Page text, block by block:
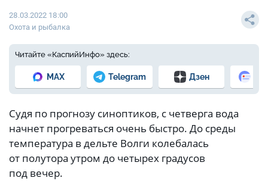
28.03.2022 18:00
Охота и рыбалка
Читайте «КаспийИнфо» здесь:
MAX Telegram Дзен
Судя по прогнозу синоптиков, с четверга вода
начнет прогреваться очень быстро. До среды
температура в дельте Волги колебалась
от полутора утром до четырех градусов
под вечер.